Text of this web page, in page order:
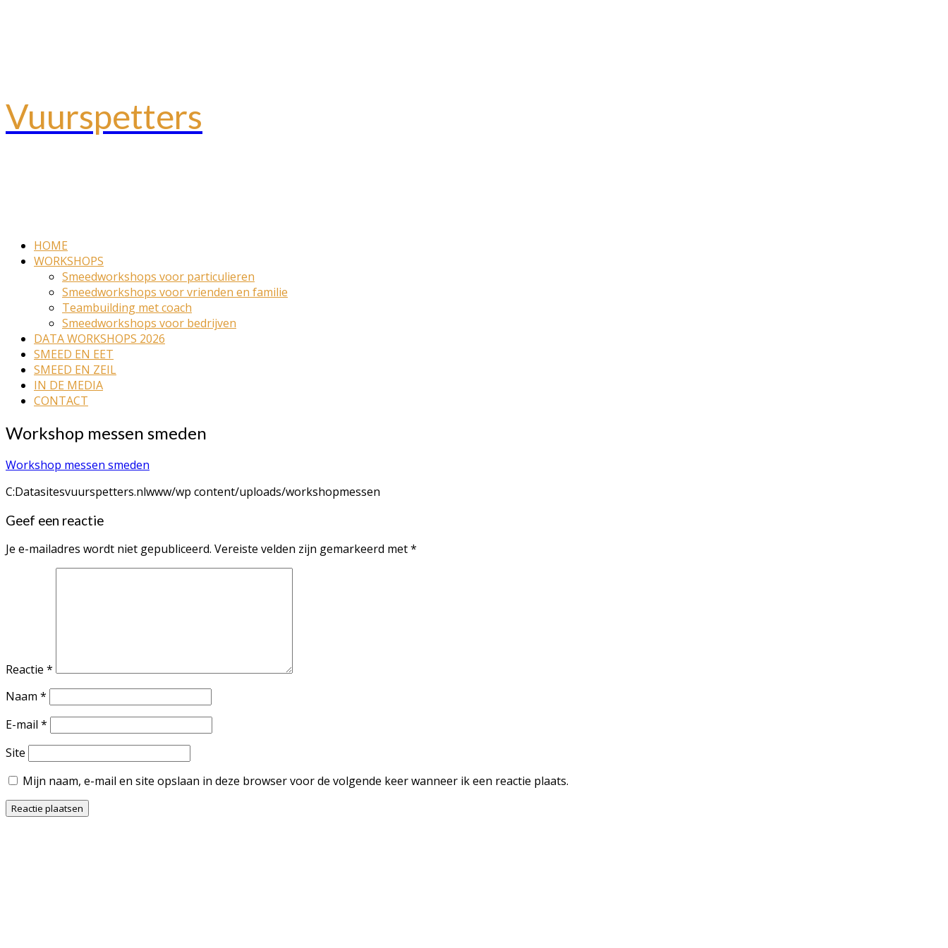
Vuurspetters
HOME
WORKSHOPS
Smeedworkshops voor particulieren
Smeedworkshops voor vrienden en familie
Teambuilding met coach
Smeedworkshops voor bedrijven
DATA WORKSHOPS 2026
SMEED EN EET
SMEED EN ZEIL
IN DE MEDIA
CONTACT
Workshop messen smeden
Workshop messen smeden
C:Datasitesvuurspetters.nlwww/wp content/uploads/workshopmessen
Geef een reactie
Je e-mailadres wordt niet gepubliceerd. Vereiste velden zijn gemarkeerd met*
Reactie *
Naam *
E-mail *
Site
Mijn naam, e-mail en site opslaan in deze browser voor de volgende keer wanneer ik een reactie plaats.